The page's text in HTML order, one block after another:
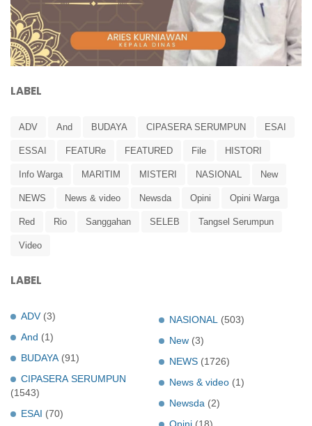
LABEL
ADV And BUDAYA CIPASERA SERUMPUN ESAI
ESSAI FEATURe FEATURED File HISTORI
Info Warga MARITIM MISTERI NASIONAL New
NEWS News & video Newsda Opini Opini Warga
Red Rio Sanggahan SELEB Tangsel Serumpun
Video
LABEL
ADV (3)
And (1)
BUDAYA (91)
CIPASERA SERUMPUN
(1543)
ESAI (70)
NASIONAL
(503)
New (3)
NEWS (1726)
News & video (1)
Newsda (2)